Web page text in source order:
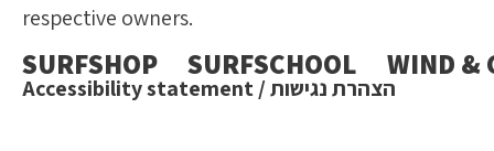
respective owners.
SURFSHOP SURFSCHOOL WIND &
הצהרת נגישות / Accessibility statement